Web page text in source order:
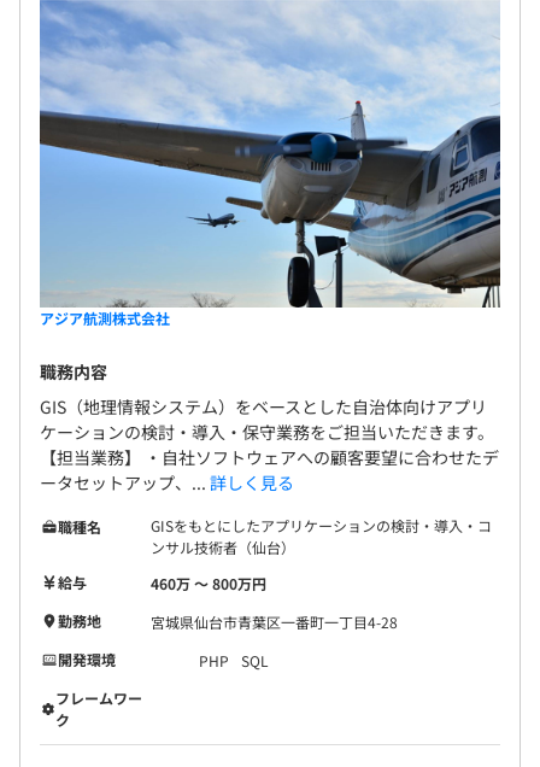
アジア航測株式会社
職務内容
GIS（地理情報システム）をベースとした自治体向けアプリ
ケーションの検討・導入・保守業務をご担当いただきます。
【担当業務】 ・自社ソフトウェアへの顧客要望に合わせたデ
ータセットアップ、... 詳しく見る
職種名
GISをもとにしたアプリケーションの検討・導入・コ
ンサル技術者（仙台）
給与
460万 〜 800万円
勤務地
宮城県仙台市青葉区一番町一丁目4-28
開発環境
PHP
SQL
フレームワー
ク